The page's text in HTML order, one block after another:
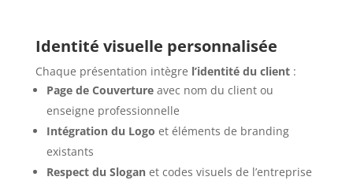
Identité visuelle personnalisée
Chaque présentation intègre l’identité du client:
Page de Couvertureavec nom du client ou
enseigne professionnelle
Intégration du Logo et éléments de branding
existants
Respect du Sloganet codes visuels de l’entreprise